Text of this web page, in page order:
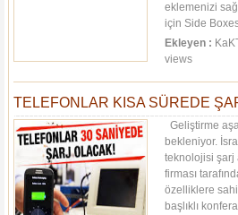
eklemenizi
için Side
Eklenti...
Ekleyen :
views
TELEFONLAR KISA SÜREDE
Geliştirme
bekleniyor.
teknolojisi şarj
firması
özelliklere
başlıklı